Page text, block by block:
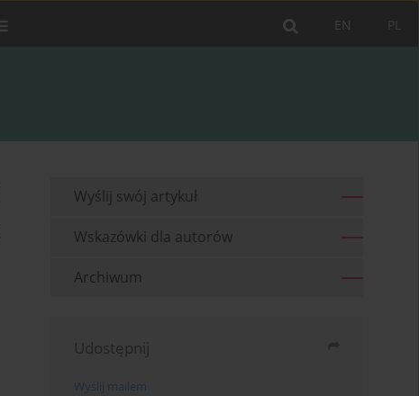
PL
EN
Wyślij swój artykuł
Wskazówki dla autorów
Archiwum
Udostępnij
Wyślij mailem